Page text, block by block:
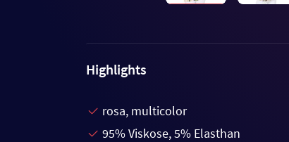
Highlights
rosa, multicolor
95% Viskose, 5% Elasthan